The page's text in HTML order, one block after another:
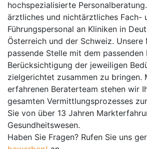
hochspezialisierte
ärztliches und nichtärztliches Fach-
Führungspersonal an Kliniken in
Österreich und der Schweiz. Unsere
passende Stelle mit dem passenden
Berücksichtigung der jeweiligen
zielgerichtet zusammen zu bringen.
erfahrenen Beraterteam stehen wir
gesamten Vermittlungsprozesses
Sie von über 13 Jahren
Gesundheitswesen.
Haben Sie Fragen? Rufen Sie uns